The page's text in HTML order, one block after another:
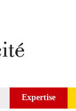
Expertise